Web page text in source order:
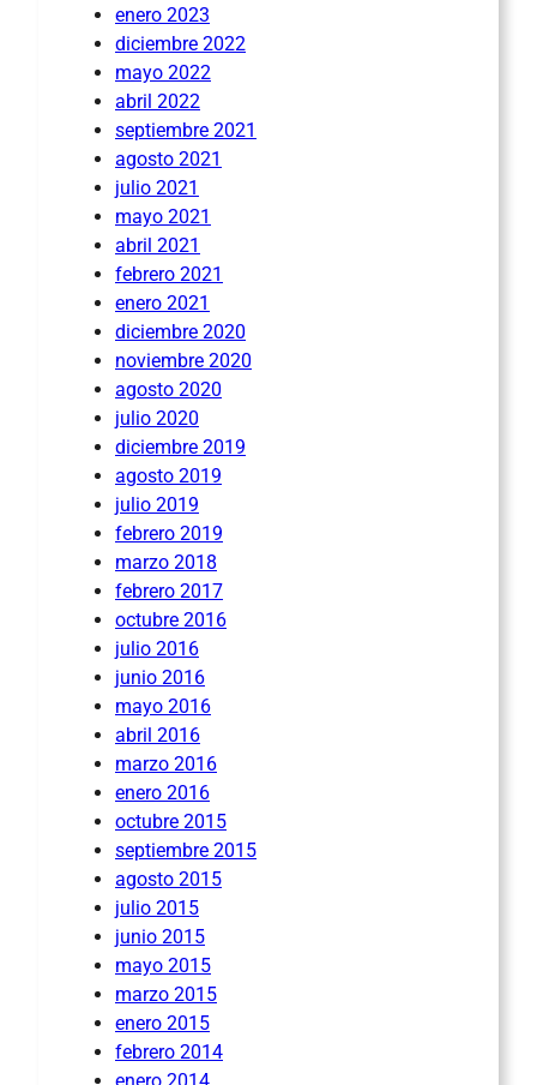
enero 2023
diciembre 2022
mayo 2022
abril 2022
septiembre 2021
agosto 2021
julio 2021
mayo 2021
abril 2021
febrero 2021
enero 2021
diciembre 2020
noviembre 2020
agosto 2020
julio 2020
diciembre 2019
agosto 2019
julio 2019
febrero 2019
marzo 2018
febrero 2017
octubre 2016
julio 2016
junio 2016
mayo 2016
abril 2016
marzo 2016
enero 2016
octubre 2015
septiembre 2015
agosto 2015
julio 2015
junio 2015
mayo 2015
marzo 2015
enero 2015
febrero 2014